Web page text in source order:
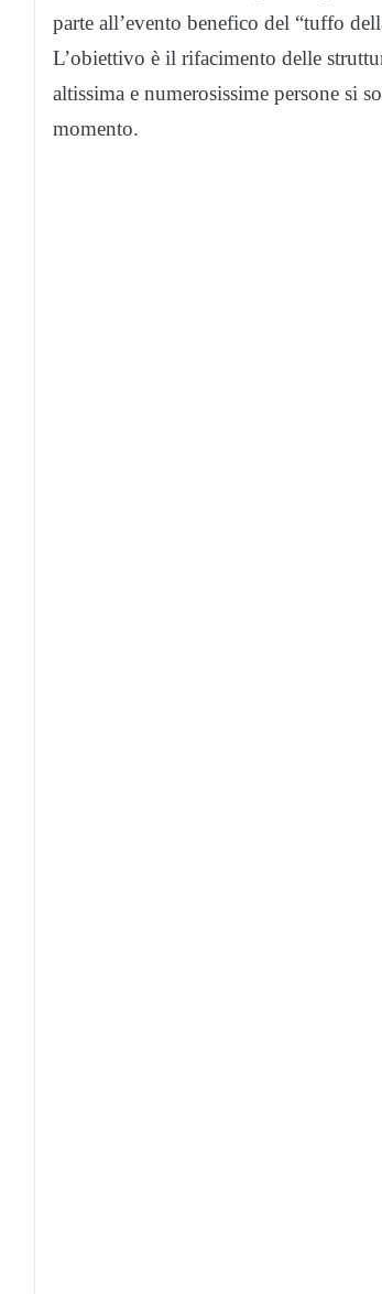
parte all’evento benefico del “tuffo
L’obiettivo è il rifacimento delle
altissima e numerosissime persone si
momento.